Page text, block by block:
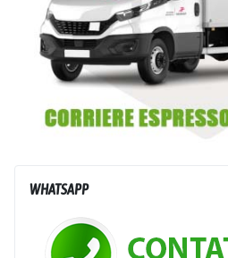
WHATSAPP